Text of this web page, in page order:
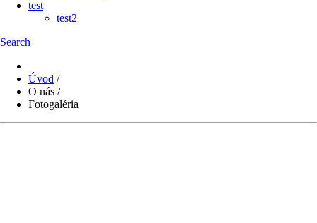
test
test2
Search
Úvod /
O nás /
Fotogaléria